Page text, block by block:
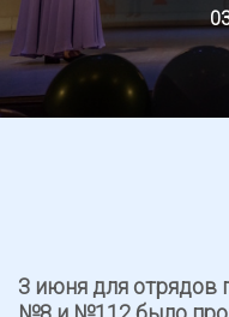
3 июня для отрядов